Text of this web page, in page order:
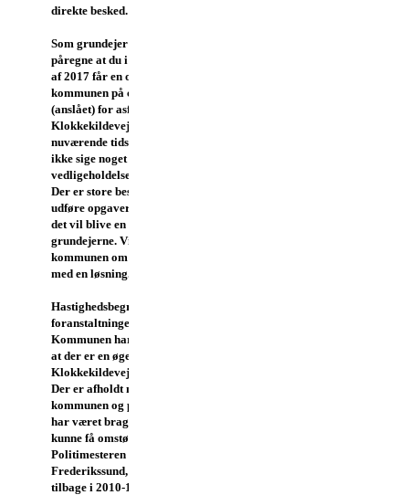
direkte besked.
Som grundejer skal du
påregne at du i anden halvdel
af 2017 får en opkrævning fra
kommunen på ca.
(anslået) for asfalteringen af
Klokkekildevej/Skovvej. På
nuværende tidspunkt kan vi
ikke sige noget om
vedligeholdelsen af Hulvejen.
Der er store besparelser ved at
udføre opgaverne samlet, men
det vil blive en stor udgift for
grundejerne. Vi snakker med
kommunen om de vil hjælpe
med en løsning.
Hastighedsbegrænsende
foranstaltninger
Kommunen har forståelse for
at der er en øget trafik på
Klokkekildevej og Skovvej.
Der er afholdt møder mellem
kommunen og politiet, og det
har været bragt op, om vi
kunne få omstødt det afslag fra
Politimesteren i
Frederikssund, som vi fik
tilbage i 2010-11. Vi kan se at